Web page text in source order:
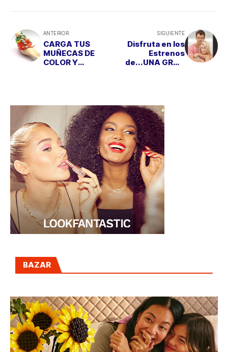
ANTERIOR
CARGA TUS
MUÑECAS DE
COLOR Y
SIGUIENTE
Disfruta en los
Estrenos
de...UNA GRAN
BAZAR